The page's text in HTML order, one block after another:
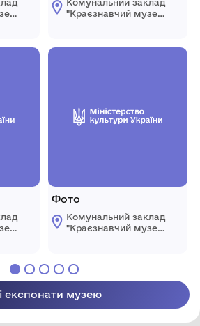
"Краєзнавчий музей
Фото
Комунальний заклад
"Краєзнавчий музей
експонати музею